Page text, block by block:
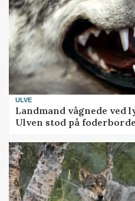
ULVE
Landmand vågnede ved
Ulven stod på